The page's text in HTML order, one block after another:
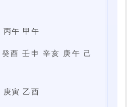
丙午 甲午
癸酉 壬申 辛亥 庚午 己
庚寅 乙酉